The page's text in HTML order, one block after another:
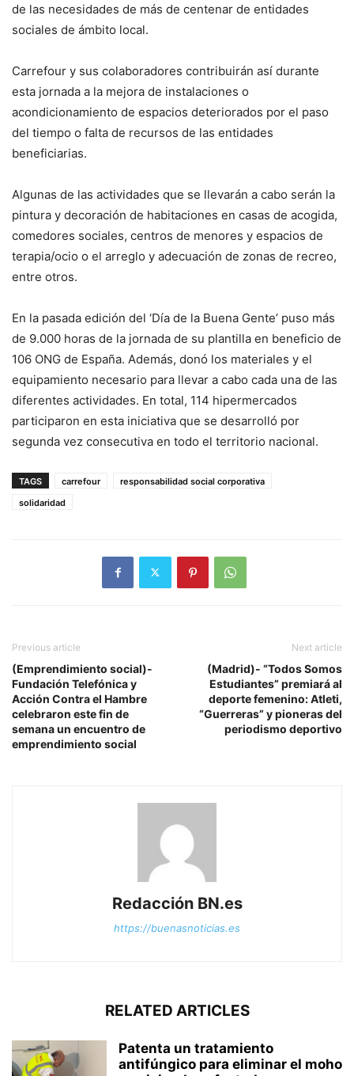
de las necesidades de más de centenar de entidades
sociales de ámbito local.
Carrefour y sus colaboradores contribuirán así durante
esta jornada a la mejora de instalaciones o
acondicionamiento de espacios deteriorados por el paso
del tiempo o falta de recursos de las entidades
beneficiarias.
Algunas de las actividades que se llevarán a cabo serán la
pintura y decoración de habitaciones en casas de acogida,
comedores sociales, centros de menores y espacios de
terapia/ocio o el arreglo y adecuación de zonas de recreo,
entre otros.
En la pasada edición del ‘Día de la Buena Gente’ puso más
de 9.000 horas de la jornada de su plantilla en beneficio de
106 ONG de España. Además, donó los materiales y el
equipamiento necesario para llevar a cabo cada una de las
diferentes actividades. En total, 114 hipermercados
participaron en esta iniciativa que se desarrolló por
segunda vez consecutiva en todo el territorio nacional.
TAGS carrefour
responsabilidad social corporativa
solidaridad
Previous article
(Emprendimiento social)-
Fundación Telefónica y
Acción Contra el Hambre
celebraron este fin de
semana un encuentro de
emprendimiento social
Next article
(Madrid)- “Todos Somos
Estudiantes” premiará al
deporte femenino: Atleti,
“Guerreras” y pioneras del
periodismo deportivo
Redacción BN.es
https://buenasnoticias.es
RELATED ARTICLES
Patenta un tratamiento
antifúngico para eliminar el moho